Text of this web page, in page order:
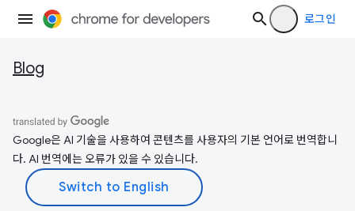
로그인
Blog
Google은 AI 기술을 사용하여 콘텐츠를 사용자의 기본 언어로 번역합니
다. AI 번역에는 오류가 있을 수 있습니다.